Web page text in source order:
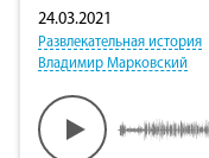
24.03.2021
Развлекательная история
Владимир Марковский